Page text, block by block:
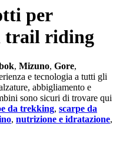
per
trail riding
, Mizuno, Gore,
e tecnologia a tutti gli
abbigliamento e
sono sicuri di trovare qui
da trekking, scarpe da
, nutrizione e idratazione,